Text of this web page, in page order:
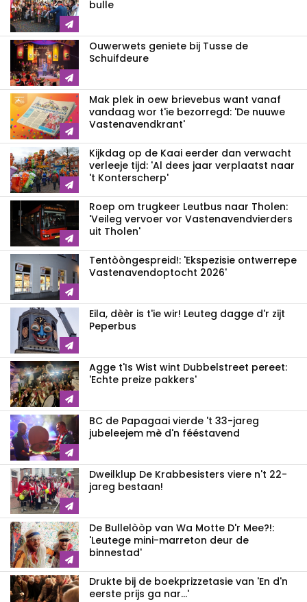
bulle
Ouwerwets geniete bij Tusse de
Schuifdeure
Mak plek in oew brievebus want vanaf
vandaag wor t'ie bezorregd: 'De nuuwe
Vastenavendkrant'
Kijkdag op de Kaai eerder dan verwacht
verleeje tijd: 'Al dees jaar verplaatst naar
't Konterscherp'
Roep om trugkeer Leutbus naar Tholen:
'Veileg vervoer vor Vastenavendvierders
uit Tholen'
Tentòòngespreid!: 'Ekspezisie ontwerrepe
Vastenavendoptocht 2026'
Eila, dèèr is t'ie wir! Leuteg dagge d'r zijt
Peperbus
Agge t'Is Wist wint Dubbelstreet pereet:
'Echte preize pakkers'
BC de Papagaai vierde 't 33-jareg
jubeleejem mè d'n fééstavend
Dweilklup De Krabbesisters viere n't 22-
jareg bestaan!
De Bullelòòp van Wa Motte D'r Mee?!:
'Leutege mini-marreton deur de
binnestad'
Drukte bij de boekprizzetasie van 'En d'n
eerste prijs ga nar...'